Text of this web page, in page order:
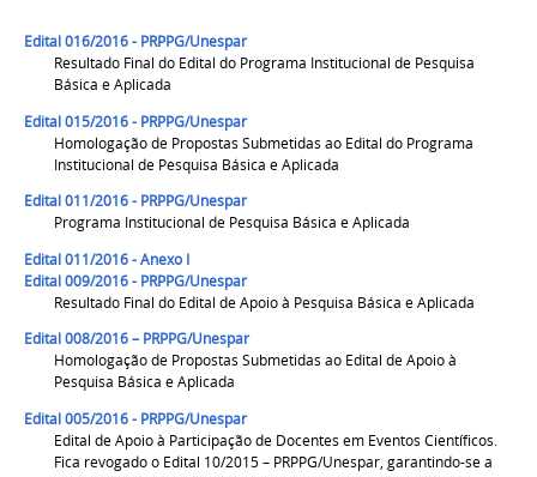
Edital 016/2016 - PRPPG/Unespar
Resultado Final do Edital do Programa Institucional de Pesquisa
Básica e Aplicada
Edital 015/2016 - PRPPG/Unespar
Homologação de Propostas Submetidas ao Edital do Programa
Institucional de Pesquisa Básica e Aplicada
Edital 011/2016 - PRPPG/Unespar
Programa Institucional de Pesquisa Básica e Aplicada
Edital 011/2016 - Anexo I
Edital 009/2016 - PRPPG/Unespar
Resultado Final do Edital de Apoio à Pesquisa Básica e Aplicada
Edital 008/2016 – PRPPG/Unespar
Homologação de Propostas Submetidas ao Edital de Apoio à
Pesquisa Básica e Aplicada
Edital 005/2016 - PRPPG/Unespar
Edital de Apoio à Participação de Docentes em Eventos Científicos.
Fica revogado o Edital 10/2015 – PRPPG/Unespar, garantindo-se a